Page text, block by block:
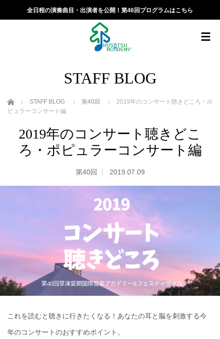
全日程の演奏曲目・出演者を公開！第46回プログラムはこちら
STAFF BLOG
ホーム STAFF BLOG 第40回
2019年のコンサート聴きどころ・ポ
ピュラーコンサート編
2019年のコンサート聴きどこ
ろ・ポピュラーコンサート編
第40回 2019.07.09
これを読むと聴きに行きたくなる！あなたの耳と脳を刺激する今
年のコンサートのおすすめポイント。